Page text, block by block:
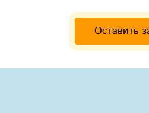
Оставить